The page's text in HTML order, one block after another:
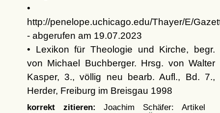
•
http://penelope.uchicago.edu/Thayer/E/
- abgerufen am 19.07.2023
• Lexikon für Theologie und Kirche, begr.
von Michael Buchberger. Hrsg. von Walter
Kasper, 3., völlig neu bearb. Aufl., Bd. 7.,
Herder, Freiburg im Breisgau 1998
korrekt zitieren: Joachim Schäfer: Artikel